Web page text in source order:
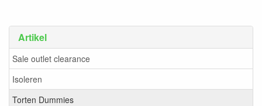
Artikel
Sale outlet clearance
Isoleren
Torten Dummies